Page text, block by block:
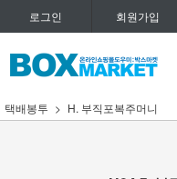
로그인 회원가입
택배봉투 H. 부직포복주머니